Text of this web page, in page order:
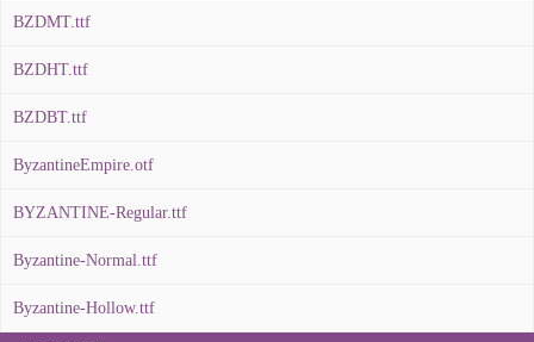
BZDMT.ttf
BZDHT.ttf
BZDBT.ttf
ByzantineEmpire.otf
BYZANTINE-Regular.ttf
Byzantine-Normal.ttf
Byzantine-Hollow.ttf